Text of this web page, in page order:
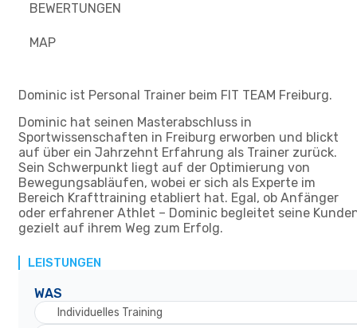
BEWERTUNGEN
MAP
Dominic ist Personal Trainer beim FIT TEAM Freiburg.
Dominic hat seinen Masterabschluss in
Sportwissenschaften in Freiburg erworben und blickt
auf über ein Jahrzehnt Erfahrung als Trainer zurück.
Sein Schwerpunkt liegt auf der Optimierung von
Bewegungsabläufen, wobei er sich als Experte im
Bereich Krafttraining etabliert hat. Egal, ob Anfänger
oder erfahrener Athlet – Dominic begleitet seine
gezielt auf ihrem Weg zum Erfolg.
LEISTUNGEN
WAS
Individuelles Training